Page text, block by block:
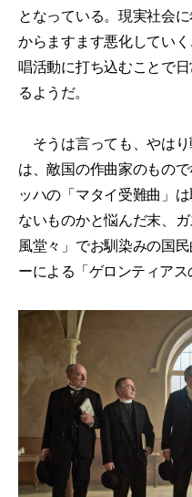
となっている。現実社会
からますます悪化してい
唱活動に打ち込むことで
るようだ。
そうは言っても、やは
は、敵国の作曲家のもの
ッハの「マタイ受難曲」
ないものかと悩んだ末、
風堂々」でお馴染みの国
ーによる「ゲロンティアス